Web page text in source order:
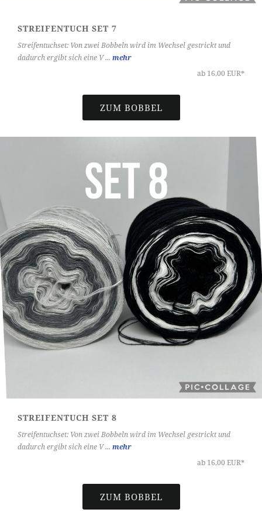
STREIFENTUCH SET 7
Streifentuchset: Von zwei Bobbeln wird im Wechsel gestrickt und
dadurch ergibt sich eine V ... mehr
ab 16,00 EUR*
ZUM BOBBEL
STREIFENTUCH SET 8
Streifentuchset: Von zwei Bobbeln wird im Wechsel gestrickt und
dadurch ergibt sich eine V ... mehr
ab 16,00 EUR*
ZUM BOBBEL